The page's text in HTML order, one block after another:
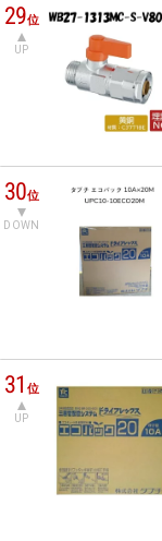
29位
UP
30位
DOWN
31位
UP